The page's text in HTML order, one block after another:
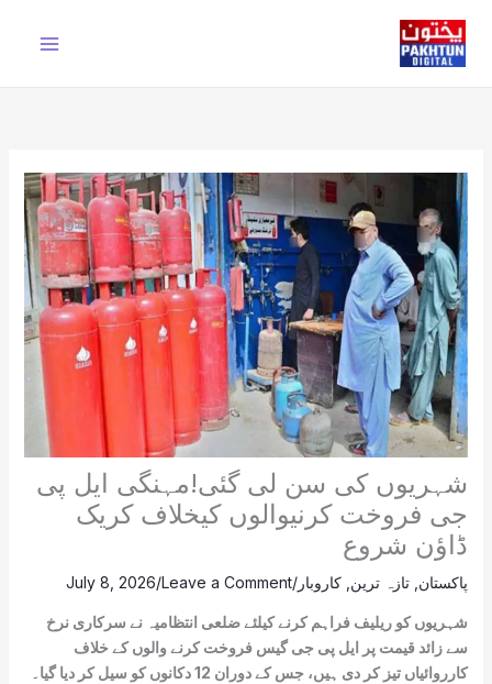
content
شہریوں کی سن لی گئی!مہنگی ایل پی
جی فروخت کرنیوالوں کیخلاف کریک
ڈاؤن شروع
پاکستان تازہ ترین کاروبار /
Leave a Comment
/
July 8, 2026
شہریوں کو ریلیف فراہم کرنے کیلئے ضلعی انتظامیہ نے سرکاری نرخ
سے زائد قیمت پر ایل پی جی گیس فروخت کرنے والوں کے خلاف
کارروائیاں تیز کر دی ہیں، جس کے دوران 12 دکانوں کو سیل کر دیا گیا۔